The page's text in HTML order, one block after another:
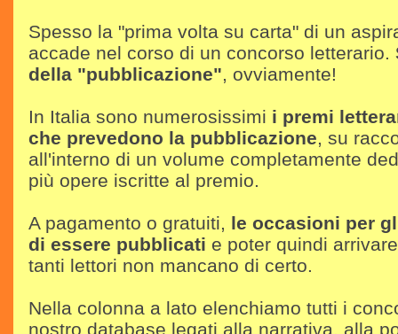
Spesso la "prima volta su carta" di un
accade nel corso di un concorso letterario.
della "pubblicazione", ovviamente!
In Italia sono numerosissimi i premi
che prevedono la pubblicazione, su
all'interno di un volume completamente
più opere iscritte al premio.
A pagamento o gratuiti, le occasioni per
di essere pubblicati e poter quindi
tanti lettori non mancano di certo.
Nella colonna a lato elenchiamo tutti i
nostro database legati alla narrativa, alla